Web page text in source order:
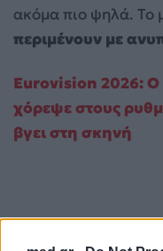
ακόμα πιο ψηλά. Το
περιμένουν με
Eurovision 2026:
χόρεψε στους
βγει στη σκηνή